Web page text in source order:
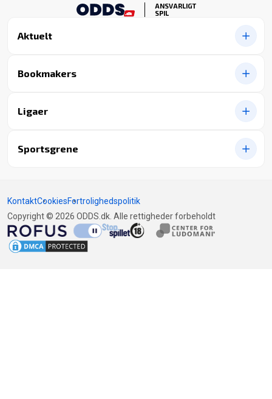
Aktuelt
Bookmakers
Ligaer
Sportsgrene
ANSVARLIGT
SPIL
KontaktCookiesFortrolighedspolitik
Copyright © 2026 ODDS.dk. Alle rettigheder forbeholdt